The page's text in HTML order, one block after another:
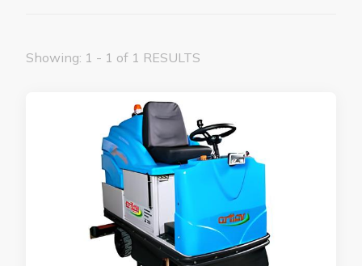
Showing: 1 - 1 of 1 RESULTS